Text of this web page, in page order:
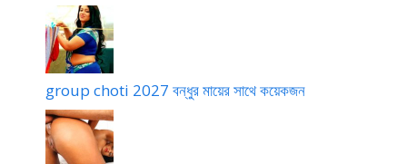
group choti 2027 বন্ধুর মায়ের সাথে কয়েকজন